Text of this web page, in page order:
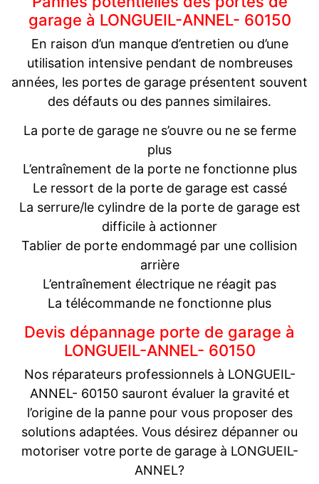
garage à LONGUEIL-ANNEL- 60150
En raison d’un manque d’entretien ou d’une
utilisation intensive pendant de nombreuses
années, les portes de garage présentent souvent
des défauts ou des pannes similaires.
La porte de garage ne s’ouvre ou ne se ferme
plus
L’entraînement de la porte ne fonctionne plus
Le ressort de la porte de garage est cassé
La serrure/le cylindre de la porte de garage est
difficile à actionner
Tablier de porte endommagé par une collision
arrière
L’entraînement électrique ne réagit pas
La télécommande ne fonctionne plus
Devis dépannage porte de garage à
LONGUEIL-ANNEL- 60150
Nos réparateurs professionnels à LONGUEIL-
ANNEL- 60150 sauront évaluer la gravité et
l’origine de la panne pour vous proposer des
solutions adaptées. Vous désirez dépanner ou
motoriser votre porte de garage à LONGUEIL-
ANNEL?